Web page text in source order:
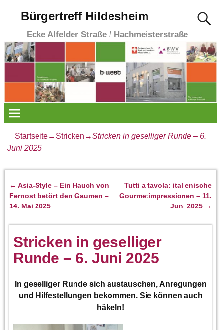
Bürgertreff Hildesheim
Ecke Alfelder Straße / Hachmeisterstraße
Startseite→ Stricken →Stricken in geselliger Runde – 6.
Juni 2025
Artikelnavigation
← Asia-Style – Ein Hauch von
Fernost betört den Gaumen –
14. Mai 2025
Tutti a tavola: italienische
Gourmetimpressionen – 11.
Juni 2025 →
Stricken in geselliger
Runde – 6. Juni 2025
In geselliger Runde sich austauschen, Anregungen
und Hilfestellungen bekommen. Sie können auch
häkeln!